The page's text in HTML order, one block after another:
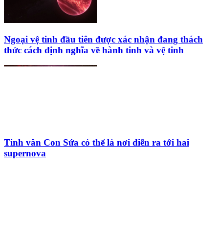
Ngoại vệ tinh đầu tiên được xác nhận đang thách
thức cách định nghĩa về hành tinh và vệ tinh
Tinh vân Con Sứa có thể là nơi diễn ra tới hai
supernova